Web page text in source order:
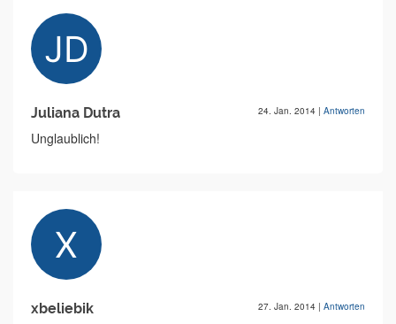
Juliana Dutra 24. Jan. 2014 | Antworten
Unglaublich!
xbeliebik 27. Jan. 2014 | Antworten